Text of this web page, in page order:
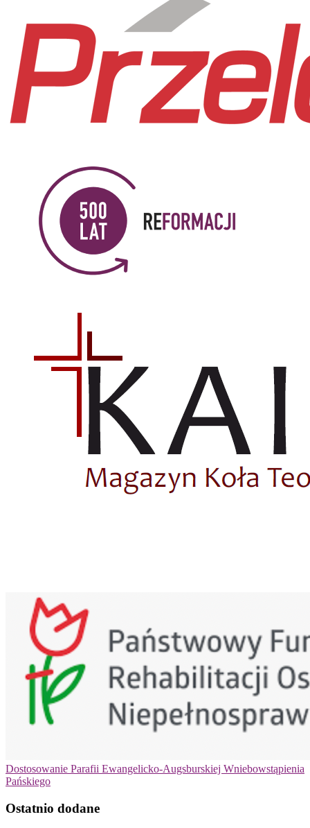
Dostosowanie Parafii Ewangelicko-Augsburskiej Wniebowstąpienia
Pańskiego
Ostatnio dodane